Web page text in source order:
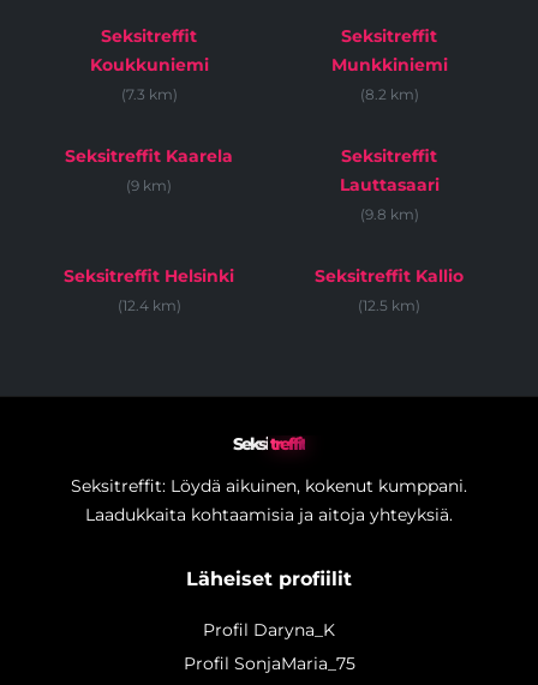
Seksitreffit
Koukkuniemi
(7.3 km)
Seksitreffit
Munkkiniemi
(8.2 km)
Seksitreffit Kaarela
(9 km)
Seksitreffit
Lauttasaari
(9.8 km)
Seksitreffit Helsinki
(12.4 km)
Seksitreffit Kallio
(12.5 km)
Seksitreffit
Seksitreffit: Löydä aikuinen, kokenut kumppani.
Laadukkaita kohtaamisia ja aitoja yhteyksiä.
Läheiset profiilit
Profil Daryna_K
Profil SonjaMaria_75